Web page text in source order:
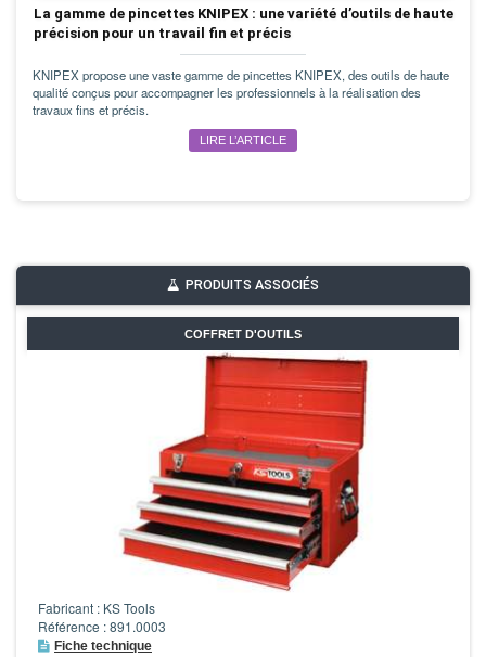
La gamme de pincettes KNIPEX : une variété d’outils de haute
précision pour un travail fin et précis
KNIPEX propose une vaste gamme de pincettes KNIPEX, des outils de haute
qualité conçus pour accompagner les professionnels à la réalisation des
travaux fins et précis.
LIRE L’ARTICLE
PRODUITS ASSOCIÉS
COFFRET D'OUTILS
Fabricant : KS Tools
Référence : 891.0003
Fiche technique